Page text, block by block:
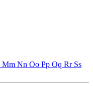
Mm Nn Oo Pp Qq Rr Ss